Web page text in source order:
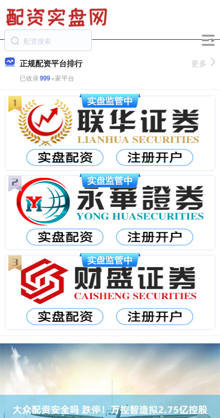
正规配资平台排行
已收录999+家平台
更多